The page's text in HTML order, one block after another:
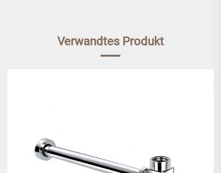
Verwandtes Produkt